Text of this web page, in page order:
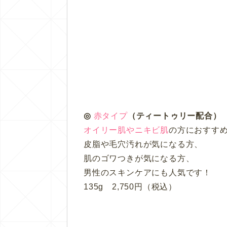
◎ 赤タイプ（ティートゥリー配合）
オイリー肌やニキビ肌の方におすす
皮脂や毛穴汚れが気になる方、
肌のゴワつきが気になる方、
男性のスキンケアにも人気です！
135g 2,750円（税込）